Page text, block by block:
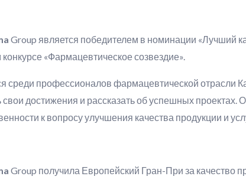
Group является победителем в номинации «Лучший
«Фармацевтическое созвездие».
среди профессионалов фармацевтической отрасли
достижения и рассказать об успешных
к вопросу улучшения качества продукции и
Group получила Европейский Гран-При за качество